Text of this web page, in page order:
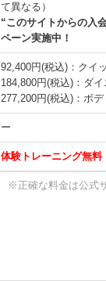
て異なる）
“このサイトからの入
ペーン実施中！
92,400円(税込)：クイ
184,800円(税込)：ダ
277,200円(税込)：ボ
ー
体験トレーニング無料
※正確な料金は公式